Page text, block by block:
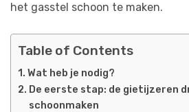
het gasstel schoon te maken.
Table of Contents
Wat heb je nodig?
De eerste stap: de gietijzeren
schoonmaken